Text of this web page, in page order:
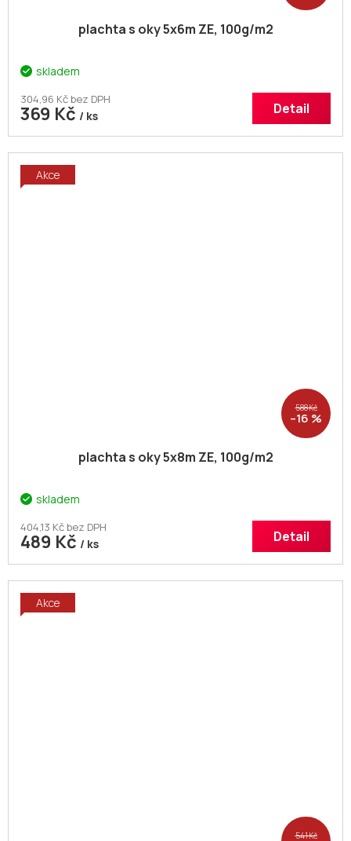
plachta s oky 5x6m ZE, 100g/m2
skladem
304,96 Kč bez DPH
369 Kč / ks Detail
Akce
588 Kč
–16 %
plachta s oky 5x8m ZE, 100g/m2
skladem
404,13 Kč bez DPH
489 Kč / ks Detail
Akce
541 Kč